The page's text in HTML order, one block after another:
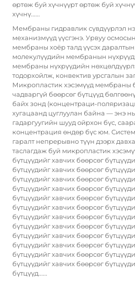
өртөж буй хүчнүүрт өртөж буй
хүчнү......
Мембраны гидравлик сүвдүүрлэл
механизмүүд үүсгэнэ. Урвуу
мембраны хоёр талд үүсэх
молекулүүдийн мембранын
мембраны нүхрүүдийн
тодорхойлж, конвектив урсгалын
Микропластик хэсэмүүд мембраны
чадваргүй бөөрсөг бүтцүүд
байх зонд (концентраци-
хугацаанд цуглуулан байна — энэ
гадаргуугийн шууд ойрхон бүс,
концентрация өндөр бүс юм.
гаралт непрерывно түүн дээрх
таслагдаж буй микропластик
бүтцүүдийг хавчих бөөрсөг
бүтцүүдийг хавчих бөөрсөг
бүтцүүдийг хавчих бөөрсөг
бүтцүүдийг хавчих бөөрсөг
бүтцүүдийг хавчих бөөрсөг
бүтцүүдийг хавчих бөөрсөг
бүтцүүдийг хавчих бөөрсөг
бүтцүүдийг хавчих бөөрсөг
бүтцүүдийг хавчих бөөрсөг
бүтцүүдийг хавчих бөөрсөг
бүтцүүдийг хавчих бөөрсөг
бүтцүүдийг хавчих бөөрсөг
бүтцүүд......